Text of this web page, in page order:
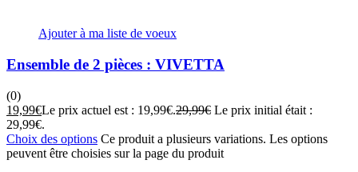
Ajouter à ma liste de voeux
Ensemble de 2 pièces : VIVETTA
(0)
19,99€Le prix actuel est : 19,99€.29,99€ Le prix initial était :
29,99€.
Choix des options Ce produit a plusieurs variations. Les options
peuvent être choisies sur la page du produit